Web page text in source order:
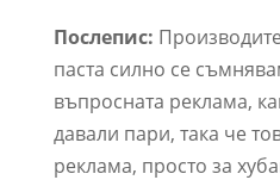
Послепис:
паста силно се
въпросната реклама,
давали пари, така че
реклама, просто за